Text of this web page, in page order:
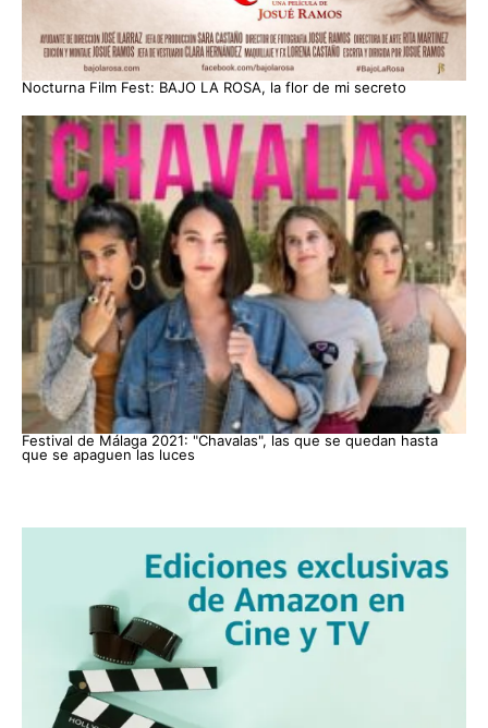
Nocturna Film Fest: BAJO LA ROSA, la flor de mi secreto
Festival de Málaga 2021: "Chavalas", las que se quedan hasta
que se apaguen las luces